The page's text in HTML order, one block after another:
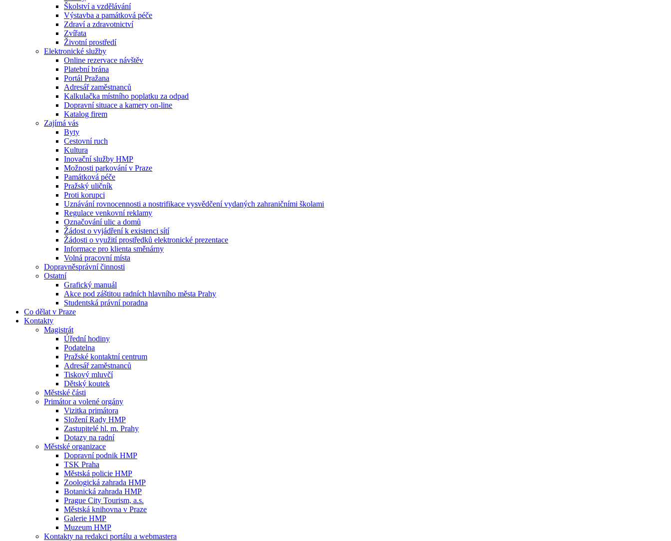
Školství a vzdělávání
Výstavba a památková péče
Zdraví a zdravotnictví
Zvířata
Životní prostředí
Elektronické služby
Online rezervace návštěv
Platební brána
Portál Pražana
Adresář zaměstnanců
Kalkulačka místního poplatku za odpad
Dopravní situace a kamery on-line
Katalog firem
Zajímá vás
Byty
Cestovní ruch
Kultura
Inovační služby HMP
Možnosti parkování v Praze
Památková péče
Pražský uličník
Proti korupci
Uznávání rovnocennosti a nostrifikace vysvědčení vydaných zahraničními školami
Regulace venkovní reklamy
Označování ulic a domů
Žádost o vyjádření k existenci sítí
Žádosti o využití prostředků elektronické prezentace
Informace pro klienta směnárny
Volná pracovní místa
Dopravněsprávní činnosti
Ostatní
Grafický manuál
Akce pod záštitou radních hlavního města Prahy
Studentská právní poradna
Co dělat v Praze
Kontakty
Magistrát
Úřední hodiny
Podatelna
Pražské kontaktní centrum
Adresář zaměstnanců
Tiskový mluvčí
Dětský koutek
Městské části
Primátor a volené orgány
Vizitka primátora
Složení Rady HMP
Zastupitelé hl. m. Prahy
Dotazy na radní
Městské organizace
Dopravní podnik HMP
TSK Praha
Městská policie HMP
Zoologická zahrada HMP
Botanická zahrada HMP
Prague City Tourism, a.s.
Městská knihovna v Praze
Galerie HMP
Muzeum HMP
Kontakty na redakci portálu a webmastera